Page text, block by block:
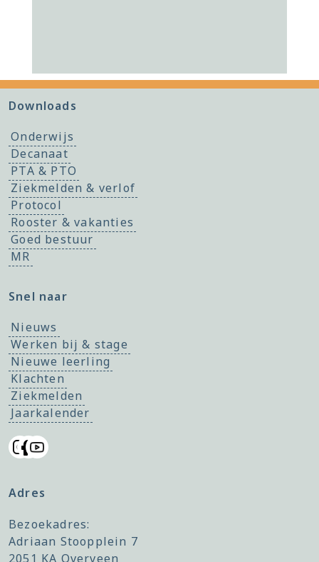
Downloads
Onderwijs
Decanaat
PTA & PTO
Ziekmelden & verlof
Protocol
Rooster & vakanties
Goed bestuur
MR
Snel naar
Nieuws
Werken bij & stage
Nieuwe leerling
Klachten
Ziekmelden
Jaarkalender
Adres
Bezoekadres:
Adriaan Stoopplein 7
2051 KA Overveen